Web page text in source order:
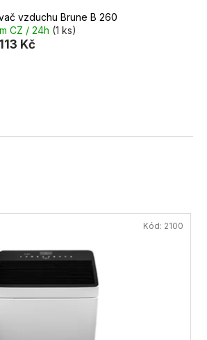
vzduchu Brune B 260
CZ / 24h (1 ks)
Kč
Kód: 2100